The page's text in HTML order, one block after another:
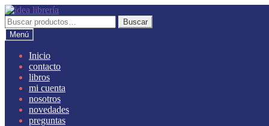
Ir
a
la
navegación
Ir
al
contenido
Buscar
por:
Buscar
Menú
Inicio
contacto
libros
mi cuenta
nosotros
novedades
preguntas